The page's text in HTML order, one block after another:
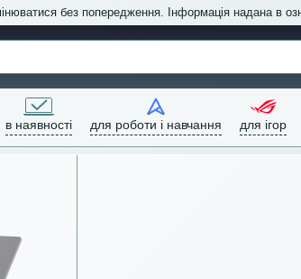
без попередження. Інформація надана в
в наявності для роботи і навчання для ігор